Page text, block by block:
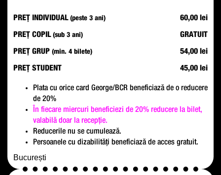
PREȚ INDIVIDUAL (peste 3 ani) 60,00 lei
PREȚ COPIL (sub 3 ani) GRATUIT
PREȚ GRUP (min. 4 bilete) 54,00 lei
PREȚ STUDENT 45,00 lei
Plata cu orice card George/BCR beneficiază de o reducere
de 20%
În fiecare miercuri beneficiezi de 20% reducere la bilet,
valabilă doar la recepție.
Reducerile nu se cumulează.
Persoanele cu dizabilități beneficiază de acces gratuit.
București